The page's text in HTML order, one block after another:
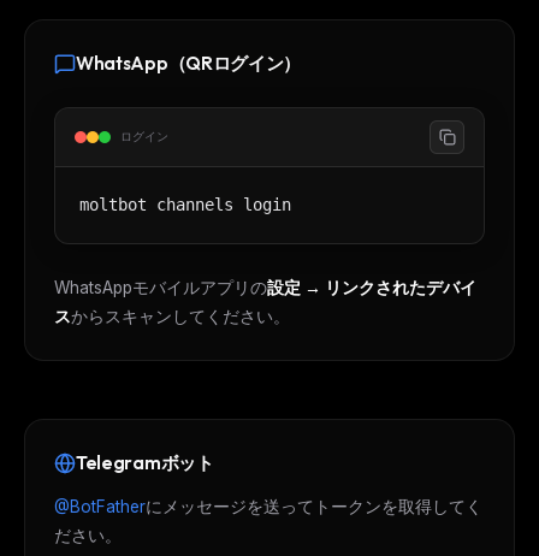
WhatsApp（QRログイン）
ログイン
moltbot channels login
WhatsAppモバイルアプリの設定 → リンクされたデバイ
スからスキャンしてください。
Telegramボット
@BotFatherにメッセージを送ってトークンを取得してく
ださい。